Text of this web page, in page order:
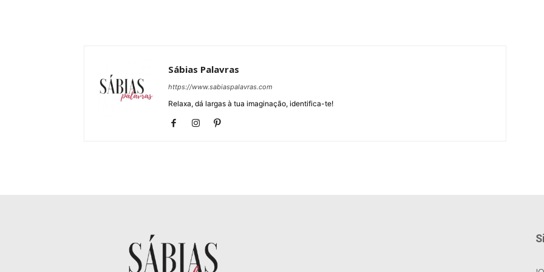
Sábias Palavras
https://www.sabiaspalavras.com
Relaxa, dá largas à tua imaginação, identifica-te!